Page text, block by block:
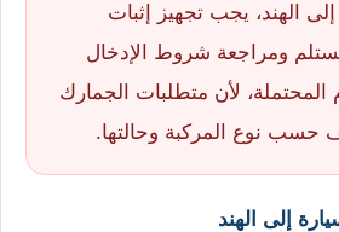
الهند، يجب تجهيز إثبات
ومراجعة شروط الإدخال
لأن متطلبات الجمارك
حسب نوع المركبة وحالتها.
إلى الهند